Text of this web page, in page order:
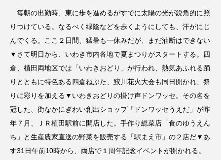
毎朝の出勤時、東に歩を進めるがすでに太陽の光が鋭角的に照
りつけている。なるべく緑陰などを歩くようにしても、汗がにじ
んでくる。ここ２日間、猛暑も一休みだが、まだ油断はできない
▼さて明日から、いわき市内各地で夏まつりがスタートする。四
倉、植田両地区では「いわきおどり」が行われ、熱気あふれる踊
りとともに特色ある四倉ねぶた、鮫川花火大会も同日開かれ、祭
りに彩りを加える▼いわきおどりの掛け声ドンワッセ。その名を
冠した、街なかにぎわい創出ショップ「ドンワッセうえだ」が昨
年７月、ＪＲ植田駅前に開店した。手作り総菜店「食のゆうえん
ち」と生産農家直送の野菜を販売する「駅まえ市」の２店だ▼あ
す31日午前10時から、両店で１周年記念イベントが開かれる。